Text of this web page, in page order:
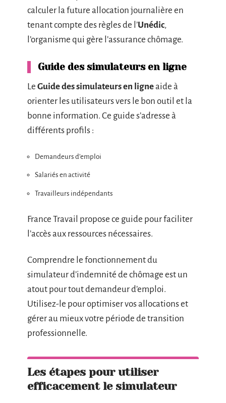
calculer la future allocation journalière en
tenant compte des règles de l’Unédic,
l’organisme qui gère l’assurance chômage.
Guide des simulateurs en ligne
Le Guide des simulateurs en ligneaide à
orienter les utilisateurs vers le bon outil et la
bonne information. Ce guide s’adresse à
différents profils :
Demandeurs d’emploi
Salariés en activité
Travailleurs indépendants
France Travail propose ce guide pour faciliter
l’accès aux ressources nécessaires.
Comprendre le fonctionnement du
simulateur d’indemnité de chômage est un
atout pour tout demandeur d’emploi.
Utilisez-le pour optimiser vos allocations et
gérer au mieux votre période de transition
professionnelle.
Les étapes pour utiliser
efficacement le simulateur